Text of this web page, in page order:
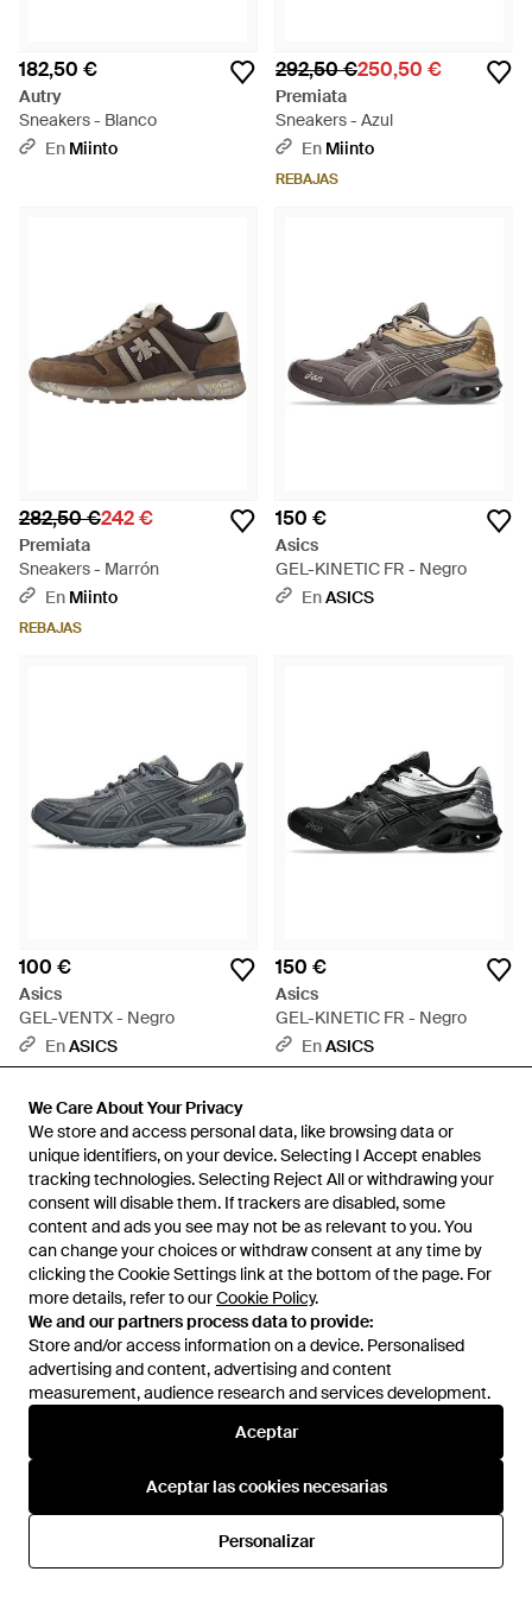
We Care About Your Privacy
We store and access personal data, like browsing data or
unique identifiers, on your device. Selecting I Accept enables
tracking technologies. Selecting Reject All or withdrawing your
consent will disable them. If trackers are disabled, some
content and ads you see may not be as relevant to you. You
can change your choices or withdraw consent at any time by
clicking the Cookie Settings link at the bottom of the page. For
more details, refer to ourCookie Policy.
We and our partners process data to provide:
Store and/or access information on a device. Personalised
advertising and content, advertising and content
measurement, audience research and services development.
Aceptar
Aceptar las cookies necesarias
Personalizar
We Care About Your Privacy
We store and access personal data, like browsing data or
unique identifiers, on your device. Selecting I Accept enables
tracking technologies. Selecting Reject All or withdrawing your
consent will disable them. If trackers are disabled, some
content and ads you see may not be as relevant to you. You
can change your choices or withdraw consent at any time by
clicking the Cookie Settings link at the bottom of the page. For
more details, refer to ourCookie Policy.
We and our partners process data to provide:
Store and/or access information on a device. Personalised
advertising and content, advertising and content
measurement, audience research and services development.
Aceptar
Aceptar las cookies necesarias
Personalizar
182,50 €
Autry
Sneakers - Blanco
En Miinto
292,50 €250,50 €
Premiata
Sneakers - Azul
En Miinto
REBAJAS
282,50 €242 €
Premiata
Sneakers - Marrón
En Miinto
REBAJAS
150 €
Asics
GEL-KINETIC FR - Negro
EnASICS
100 €
Asics
GEL-VENTX - Negro
EnASICS
150 €
Asics
GEL-KINETIC FR - Negro
EnASICS
100 €
Asics
190 €
Sneakers - Marrón